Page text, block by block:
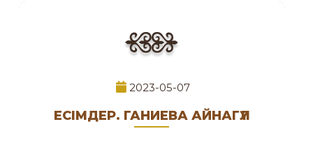
2023-05-07
ЕСІМДЕР. ГАНИЕВА АЙНАГҮЛ